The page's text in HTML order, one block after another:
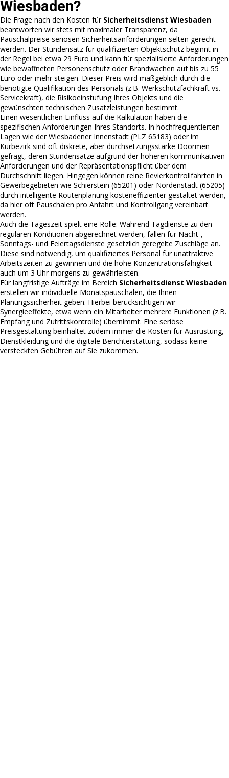
Wiesbaden?
Die Frage nach den Kosten für Sicherheitsdienst Wiesbaden
beantworten wir stets mit maximaler Transparenz, da
Pauschalpreise seriösen Sicherheitsanforderungen selten gerecht
werden. Der Stundensatz für qualifizierten Objektschutz beginnt in
der Regel bei etwa 29 Euro und kann für spezialisierte Anforderungen
wie bewaffneten Personenschutz oder Brandwachen auf bis zu 55
Euro oder mehr steigen. Dieser Preis wird maßgeblich durch die
benötigte Qualifikation des Personals (z.B. Werkschutzfachkraft vs.
Servicekraft), die Risikoeinstufung Ihres Objekts und die
gewünschten technischen Zusatzleistungen bestimmt.
Einen wesentlichen Einfluss auf die Kalkulation haben die
spezifischen Anforderungen Ihres Standorts. In hochfrequentierten
Lagen wie der Wiesbadener Innenstadt (PLZ 65183) oder im
Kurbezirk sind oft diskrete, aber durchsetzungsstarke Doormen
gefragt, deren Stundensätze aufgrund der höheren kommunikativen
Anforderungen und der Repräsentationspflicht über dem
Durchschnitt liegen. Hingegen können reine Revierkontrollfahrten in
Gewerbegebieten wie Schierstein (65201) oder Nordenstadt (65205)
durch intelligente Routenplanung kosteneffizienter gestaltet werden,
da hier oft Pauschalen pro Anfahrt und Kontrollgang vereinbart
werden.
Auch die Tageszeit spielt eine Rolle: Während Tagdienste zu den
regulären Konditionen abgerechnet werden, fallen für Nacht-,
Sonntags- und Feiertagsdienste gesetzlich geregelte Zuschläge an.
Diese sind notwendig, um qualifiziertes Personal für unattraktive
Arbeitszeiten zu gewinnen und die hohe Konzentrationsfähigkeit
auch um 3 Uhr morgens zu gewährleisten.
Für langfristige Aufträge im Bereich Sicherheitsdienst Wiesbaden
erstellen wir individuelle Monatspauschalen, die Ihnen
Planungssicherheit geben. Hierbei berücksichtigen wir
Synergieeffekte, etwa wenn ein Mitarbeiter mehrere Funktionen (z.B.
Empfang und Zutrittskontrolle) übernimmt. Eine seriöse
Preisgestaltung beinhaltet zudem immer die Kosten für Ausrüstung,
Dienstkleidung und die digitale Berichterstattung, sodass keine
versteckten Gebühren auf Sie zukommen.